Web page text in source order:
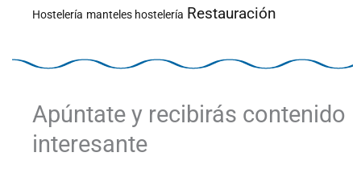
Hostelería manteles hostelería Restauración
Apúntate y recibirás contenido
interesante